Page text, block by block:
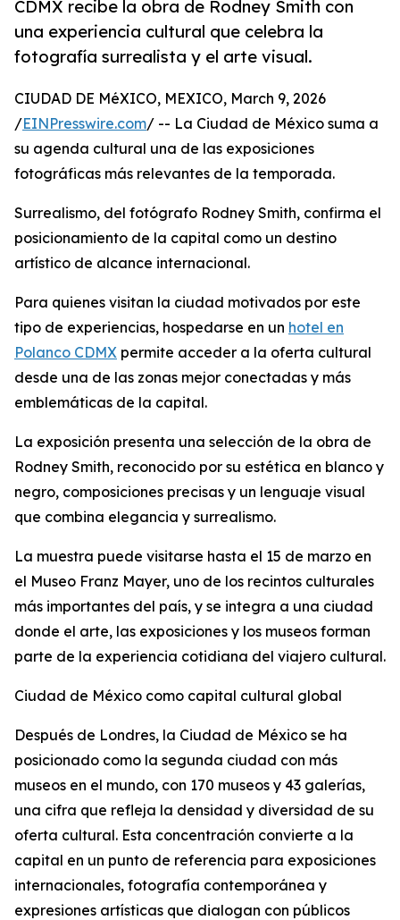
CDMX recibe la obra de Rodney Smith con
una experiencia cultural que celebra la
fotografía surrealista y el arte visual.
CIUDAD DE MéXICO, MEXICO, March 9, 2026
/EINPresswire.com/ -- La Ciudad de México suma a
su agenda cultural una de las exposiciones
fotográficas más relevantes de la temporada.
Surrealismo, del fotógrafo Rodney Smith, confirma el
posicionamiento de la capital como un destino
artístico de alcance internacional.
Para quienes visitan la ciudad motivados por este
tipo de experiencias, hospedarse en un hotel en
Polanco CDMX permite acceder a la oferta cultural
desde una de las zonas mejor conectadas y más
emblemáticas de la capital.
La exposición presenta una selección de la obra de
Rodney Smith, reconocido por su estética en blanco y
negro, composiciones precisas y un lenguaje visual
que combina elegancia y surrealismo.
La muestra puede visitarse hasta el 15 de marzo en
el Museo Franz Mayer, uno de los recintos culturales
más importantes del país, y se integra a una ciudad
donde el arte, las exposiciones y los museos forman
parte de la experiencia cotidiana del viajero cultural.
Ciudad de México como capital cultural global
Después de Londres, la Ciudad de México se ha
posicionado como la segunda ciudad con más
museos en el mundo, con 170 museos y 43 galerías,
una cifra que refleja la densidad y diversidad de su
oferta cultural. Esta concentración convierte a la
capital en un punto de referencia para exposiciones
internacionales, fotografía contemporánea y
expresiones artísticas que dialogan con públicos